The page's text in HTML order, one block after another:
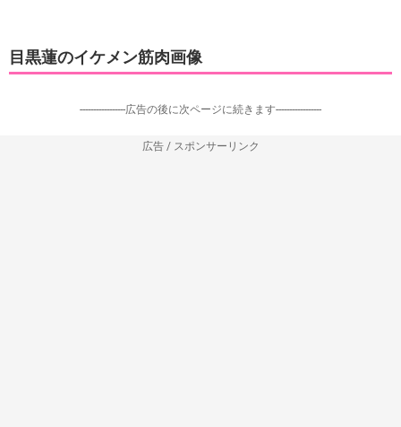
目黒蓮のイケメン筋肉画像
-----------------広告の後に次ページに続きます-----------------
広告 / スポンサーリンク